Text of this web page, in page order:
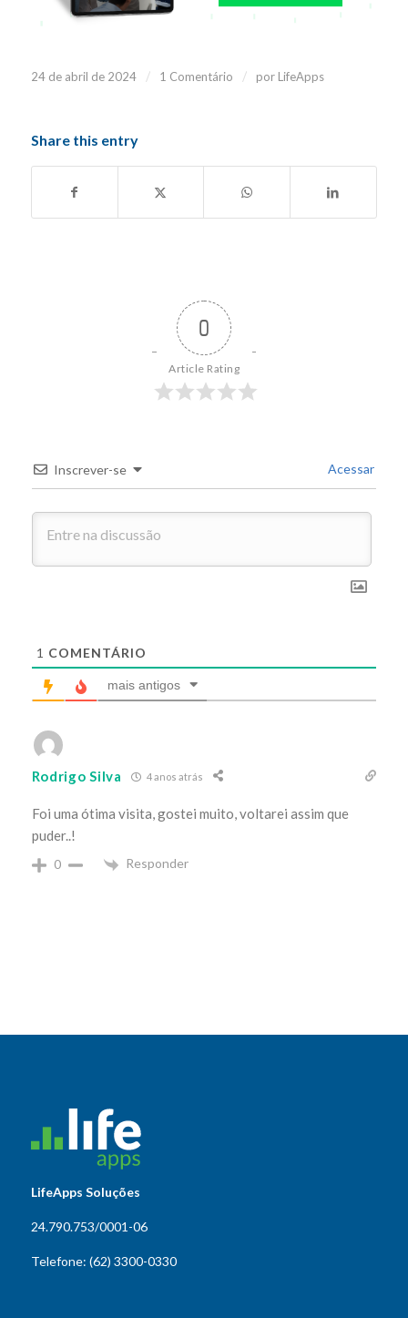
24 de abril de 2024 / 1 Comentário / por LifeApps
Share this entry
0
Article Rating
Inscrever-se Acessar
1 COMENTÁRIO
mais antigos
Rodrigo Silva 4 anos atrás
Foi uma ótima visita, gostei muito, voltarei assim que
puder..!
0 Responder
LifeApps Soluções
24.790.753/0001-06
Telefone: (62) 3300-0330